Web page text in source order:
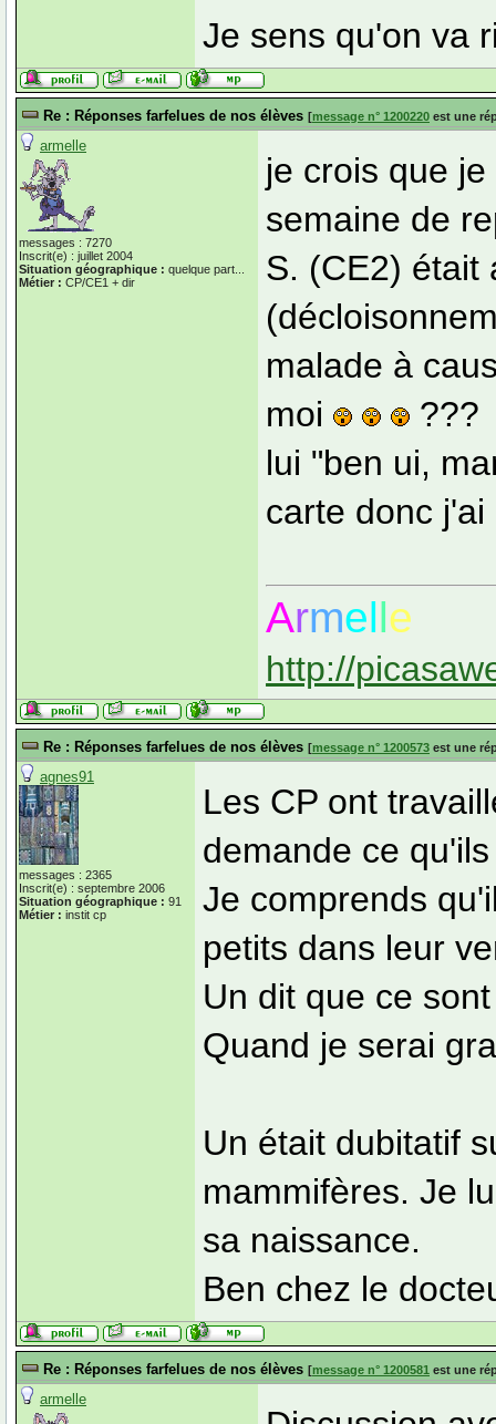
Je sens qu'on va
Re : Réponses farfelues de nos élèves [message n° 1200220 est une
armelle
messages : 7270
Inscrit(e) : juillet 2004
Situation géographique : quelque part...
Métier : CP/CE1 + dir
je crois que
semaine de
S. (CE2) était
malade à
moi
???
lui "ben ui,
carte donc
Armelle
http://
Re : Réponses farfelues de nos élèves [message n° 1200573 est une
agnes91
messages : 2365
Inscrit(e) : septembre 2006
Situation géographique : 91
Métier : instit cp
Les CP ont
demande ce
Je comprends
petits dans leur
Un dit que ce
Quand je serai
Un était dubitatif
mammifères. Je
sa naissance.
Ben chez le
Re : Réponses farfelues de nos élèves [message n° 1200581 est une
armelle